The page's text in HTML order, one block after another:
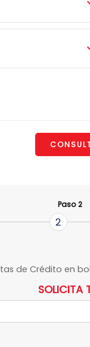
2
Paso 2
de Crédito en
SOLICITA